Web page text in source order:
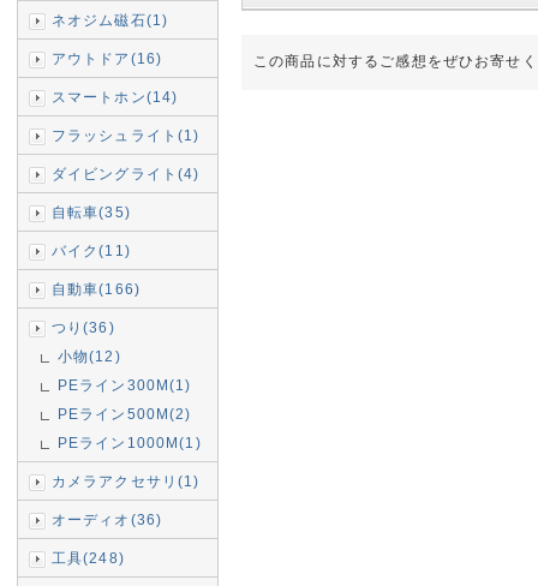
ネオジム磁石(1)
アウトドア(16)
スマートホン(14)
フラッシュライト(1)
ダイビングライト(4)
自転車(35)
バイク(11)
自動車(166)
つり(36)
小物(12)
PEライン300M(1)
PEライン500M(2)
PEライン1000M(1)
カメラアクセサリ(1)
オーディオ(36)
工具(248)
この商品に対するご感想をぜひお寄せ